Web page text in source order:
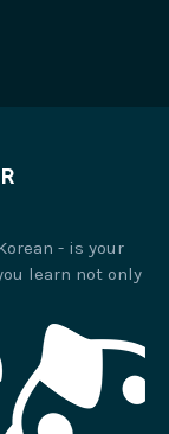
- is your
learn not only